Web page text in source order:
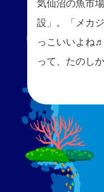
気仙沼の魚市
設」。「メカ
っこいいよね
って、たのし